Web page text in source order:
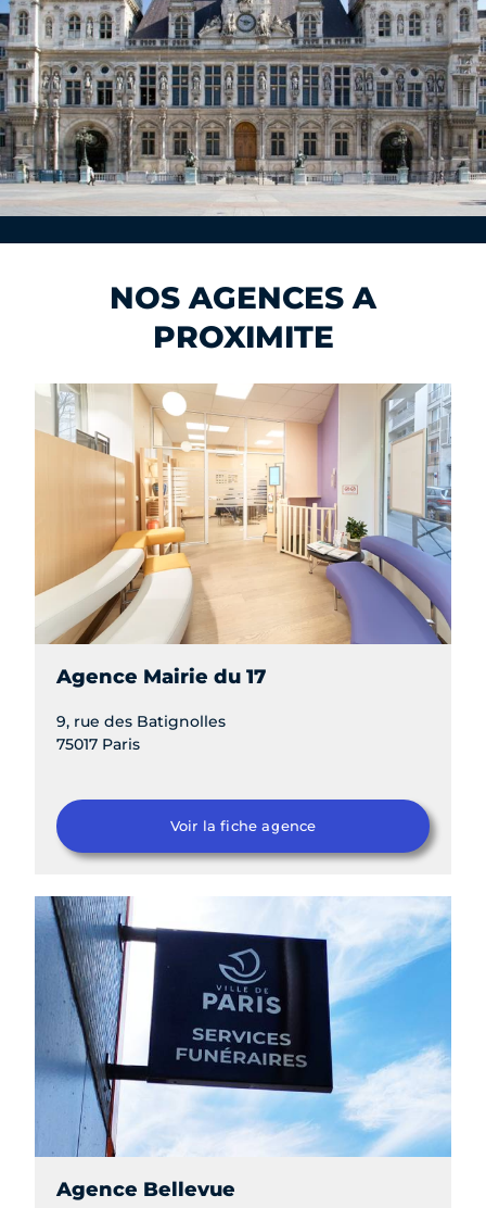
NOS AGENCES A
PROXIMITE
Agence Mairie du 17
9, rue des Batignolles
75017 Paris
Voir la fiche agence
Agence Bellevue